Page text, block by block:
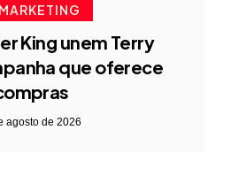
King unem Terry
que oferece
agosto de 2026